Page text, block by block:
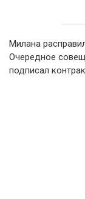
Милана
Очередное
подписал